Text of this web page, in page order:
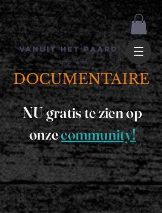
Stichting
Vanuit het Paard
DOCUMENTAIRE
NU gratis te zien op
onzecommunity!